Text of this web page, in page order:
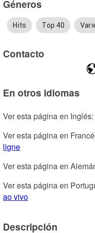
Géneros
Hits Top 40
Contacto
En otros idiomas
Ver esta página en Inglés:
Ver esta página en
ligne
Ver esta página en
Ver esta página en
ao vivo
Descripción